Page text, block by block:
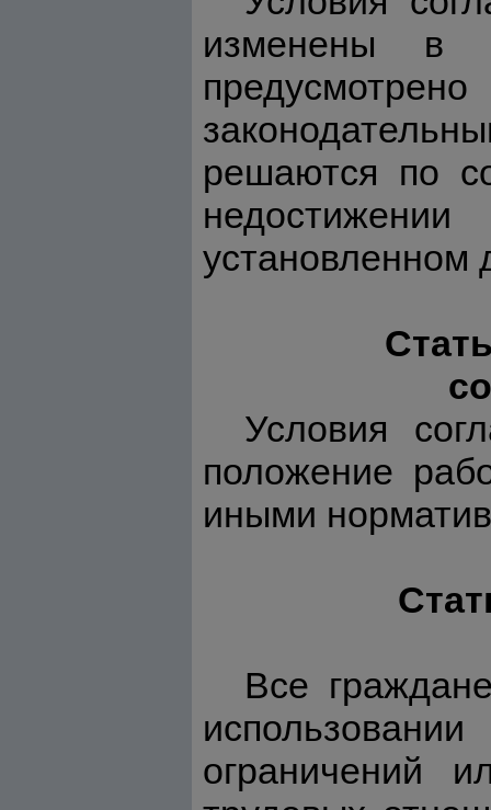
изменены в
решаются по
установленном
Условия
положение
иными
Все
ограничений